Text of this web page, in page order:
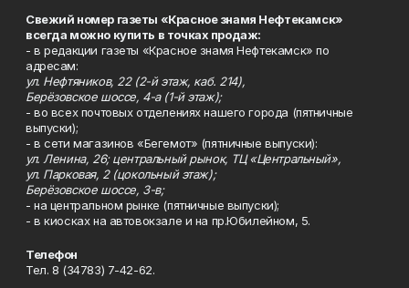
Свежий номер газеты «Красное знамя Нефтекамск»
всегда можно купить в точках продаж:
- в редакции газеты «Красное знамя Нефтекамск» по
адресам:
ул. Нефтяников, 22 (2-й этаж, каб. 214),
Берёзовское шоссе, 4-а (1-й этаж);
- во всех почтовых отделениях нашего города (пятничные
выпуски);
- в сети магазинов «Бегемот» (пятничные выпуски):
ул. Ленина, 26; центральный рынок, ТЦ «Центральный»,
ул. Парковая, 2 (цокольный этаж);
Берёзовское шоссе, 3-в;
- на центральном рынке (пятничные выпуски);
- в киосках на автовокзале и на пр.Юбилейном, 5.
Телефон
Тел. 8 (34783) 7-42-62.